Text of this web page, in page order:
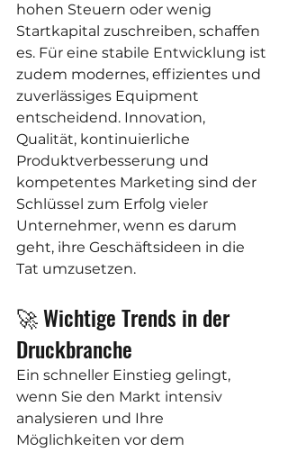
hohen Steuern oder wenig
Startkapital zuschreiben, schaffen
es. Für eine stabile Entwicklung ist
zudem modernes, effizientes und
zuverlässiges Equipment
entscheidend. Innovation,
Qualität, kontinuierliche
Produktverbesserung und
kompetentes Marketing sind der
Schlüssel zum Erfolg vieler
Unternehmer, wenn es darum
geht, ihre Geschäftsideen in die
Tat umzusetzen.
🚀 Wichtige Trends in der
Druckbranche
Ein schneller Einstieg gelingt,
wenn Sie den Markt intensiv
analysieren und Ihre
Möglichkeiten vor dem